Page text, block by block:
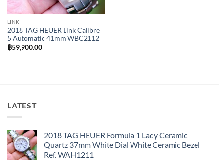
LINK
2018 TAG HEUER Link Calibre
5 Automatic 41mm WBC2112
฿59,900.00
LATEST
2018 TAG HEUER Formula 1 Lady Ceramic
Quartz 37mm White Dial White Ceramic Bezel
Ref. WAH1211